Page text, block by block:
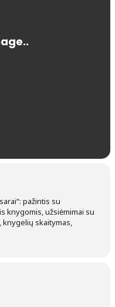
pažintis su
knygomis, užsiėmimai su
knygelių skaitymas,